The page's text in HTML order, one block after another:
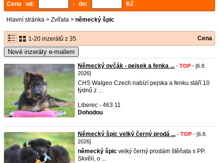
Cena od:
- do: Kč
Hlavní stránka > Zvířata > německý špic
1-20 inzerátů z 35 Cena
Nové inzeráty e-mailem
Německý ovčák - pejsek a fenka ... - TOP - [6.8.
2026]
CHS Walgeo Czech nabízí pejska a fenku stáří 10
týdnů z ...
Liberec - 463 11
Dohodou
Německý špic velký černý prodá ... - TOP - [6.8.
2026]
německý špic velký černý prodám štěňata s PP.
Skvělí, o ...